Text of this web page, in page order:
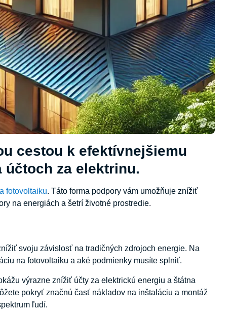
cestou k efektívnejšiemu
za elektrinu.
fotovoltaiku. Táto forma podpory vám umožňuje znížiť
na energiách a šetrí životné prostredie.
svoju závislosť na tradičných zdrojoch energie. Na
na fotovoltaiku a aké podmienky musíte splniť.
výrazne znížiť účty za elektrickú energiu a štátna
pokryť značnú časť nákladov na inštaláciu a montáž
ľudí.